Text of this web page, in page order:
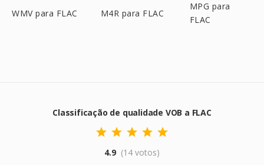
WMV para FLAC M4R para FLAC
MPG para
FLAC
Classificação de qualidade VOB a FLAC
4.9 (14 votos)